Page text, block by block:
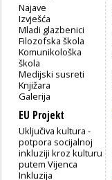
Najave
Izvješća
Mladi glazbenici
Filozofska škola
Komunikološka
škola
Medijski susreti
Knjižara
Galerija
EU Projekt
Uključiva kultura -
potpora socijalnoj
inkluziji kroz kulturu
putem Vijenca
Inkluzija